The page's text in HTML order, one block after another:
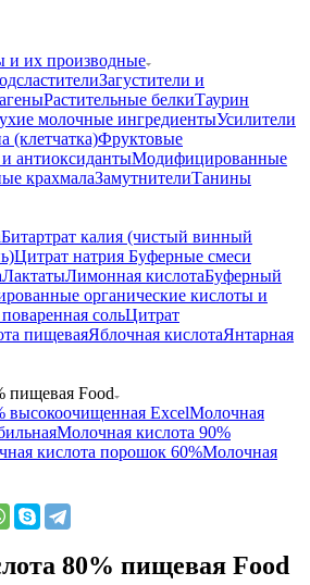
и их производные
Загустители и
Растительные белкиТаурин
молочные ингредиентыУсилители
(клетчатка)Фруктовые
антиоксидантыМодифицированные
крахмалаЗамутнителиТанины
Битартрат калия (чистый винный
Цитрат натрия Буферные смеси
ЛактатыЛимонная кислотаБуферный
органические кислоты и
сольЦитрат
пищеваяЯблочная кислотаЯнтарная
пищевая Food
высокоочищенная ExcelМолочная
Молочная кислота 90%
кислота порошок 60%Молочная
80% пищевая Food